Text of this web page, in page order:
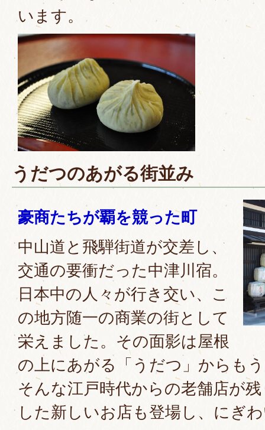
います。
うだつのあがる街並み
豪商たちが覇を競った町
中山道と飛騨街道が交差し、
交通の要衝だった中津川宿。
日本中の人々が行き交い、こ
の地方随一の商業の街として
栄えました。その面影は屋根
の上にあがる「うだつ」からも
そんな江戸時代からの老舗店が
した新しいお店も登場し、にぎ